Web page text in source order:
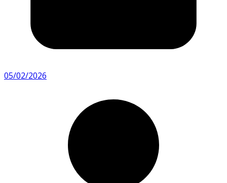
05/02/2026